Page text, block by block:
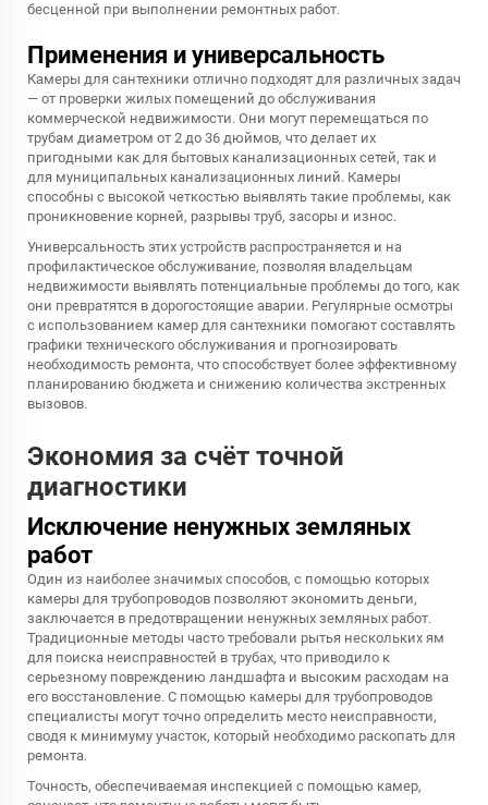
бесценной при выполнении ремонтных работ.
Применения и универсальность
Камеры для сантехники отлично подходят для различных задач
— от проверки жилых помещений до обслуживания
коммерческой недвижимости. Они могут перемещаться по
трубам диаметром от 2 до 36 дюймов, что делает их
пригодными как для бытовых канализационных сетей, так и
для муниципальных канализационных линий. Камеры
способны с высокой четкостью выявлять такие проблемы, как
проникновение корней, разрывы труб, засоры и износ.
Универсальность этих устройств распространяется и на
профилактическое обслуживание, позволяя владельцам
недвижимости выявлять потенциальные проблемы до того, как
они превратятся в дорогостоящие аварии. Регулярные осмотры
с использованием камер для сантехники помогают составлять
графики технического обслуживания и прогнозировать
необходимость ремонта, что способствует более эффективному
планированию бюджета и снижению количества экстренных
вызовов.
Экономия за счёт точной
диагностики
Исключение ненужных земляных
работ
Один из наиболее значимых способов, с помощью которых
камеры для трубопроводов позволяют экономить деньги,
заключается в предотвращении ненужных земляных работ.
Традиционные методы часто требовали рытья нескольких ям
для поиска неисправностей в трубах, что приводило к
серьезному повреждению ландшафта и высоким расходам на
его восстановление. С помощью камеры для трубопроводов
специалисты могут точно определить место неисправности,
сводя к минимуму участок, который необходимо раскопать для
ремонта.
Точность, обеспечиваемая инспекцией с помощью камер,